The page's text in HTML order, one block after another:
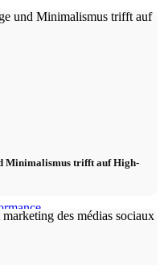
Minimalismus trifft auf High-